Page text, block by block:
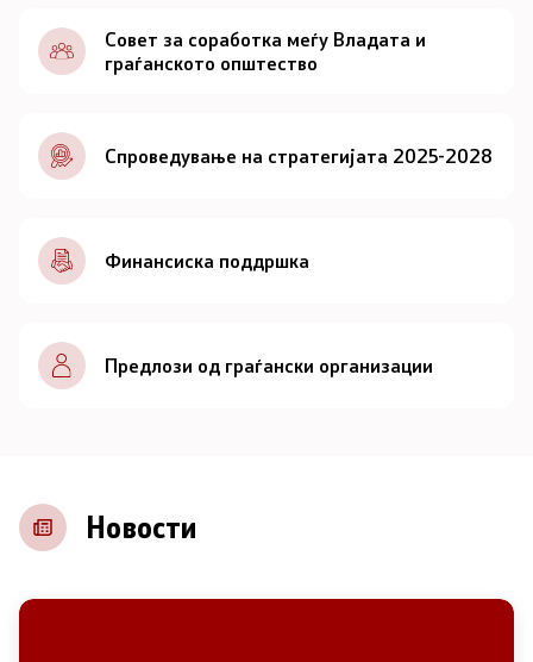
Документи
Совет
За советот
Документи
Записници и дневни редови од седниците на
Советот
Контакт
Совет за соработка меѓу Владата и
граѓанското општество
Спроведување на стратегијата 2025-2028
Финансиска поддршка
Предлози од граѓански организации
Новости